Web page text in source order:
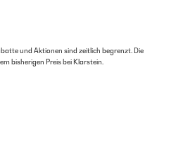
und Aktionen sind zeitlich begrenzt. Die
bisherigen Preis bei Klarstein.